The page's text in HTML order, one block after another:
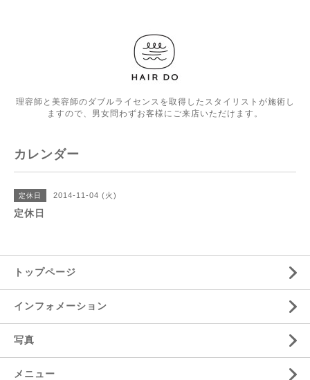
理容師と美容師のダブルライセンスを取得したスタイリストが施術し
ますので、男女問わずお客様にご来店いただけます。
カレンダー
定休日 2014-11-04 (火)
定休日
トップページ
インフォメーション
写真
メニュー